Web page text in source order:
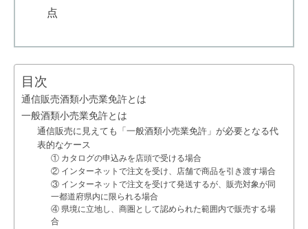
点
目次
通信販売酒類小売業免許とは
一般酒類小売業免許とは
通信販売に見えても「一般酒類小売業免許」が必要となる代
表的なケース
① カタログの申込みを店頭で受ける場合
② インターネットで注文を受け、店舗で商品を引き渡す場合
③ インターネットで注文を受けて発送するが、販売対象が同
一都道府県内に限られる場合
④ 県境に立地し、商圏として認められた範囲内で販売する場
合